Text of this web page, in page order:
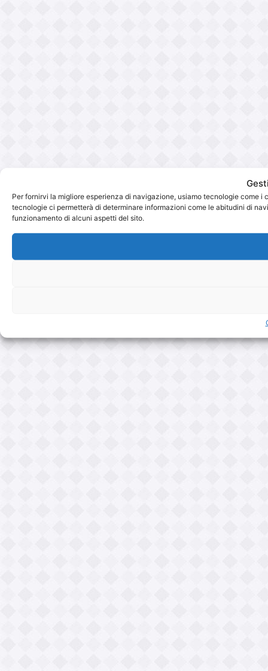
Per fornirvi la migliore esperienza di navigazione, usiamo tecnologie come
tecnologie ci permetterà di determinare informazioni come le abitudini di
funzionamento di alcuni aspetti del sito.